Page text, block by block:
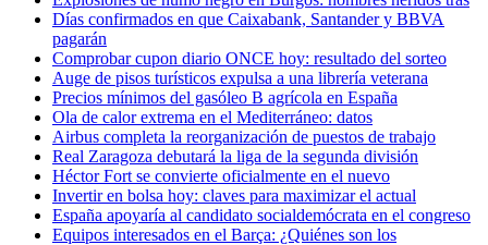
Días confirmados en que Caixabank, Santander y BBVA
pagarán
Comprobar cupon diario ONCE hoy: resultado del sorteo
Auge de pisos turísticos expulsa a una librería veterana
Precios mínimos del gasóleo B agrícola en España
Ola de calor extrema en el Mediterráneo: datos
Airbus completa la reorganización de puestos de trabajo
Real Zaragoza debutará la liga de la segunda división
Héctor Fort se convierte oficialmente en el nuevo
Invertir en bolsa hoy: claves para maximizar el actual
España apoyaría al candidato socialdemócrata en el congreso
Equipos interesados en el Barça: ¿Quiénes son los